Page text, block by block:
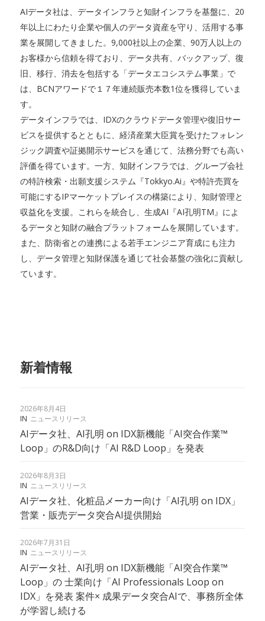
AIデータ社は、データインフラと知財インフラを基盤に、20
年以上にわたり企業や個人のデータ資産を守り、活用する事
業を展開してきました。9,000社以上の企業、90万人以上の
お客様から信頼を得ており、データ共有、バックアップ、復
旧、移行、消去を包括する「データエコシステム事業」で
は、BCNアワードで１７年連続販売本数1位を獲得していま
す。
データインフラでは、IDXのクラウドデータ管理や復旧サー
ビスを提供するとともに、経済産業大臣賞を受けたフォレン
ジック調査や証拠開示サービスを通じて、法務分野でも高い
評価を得ています。一方、知財インフラでは、グループ会社
の特許検索・出願支援システム『Tokkyo.Ai』や特許売買を
可能にするIPマーケットプレイスの構築により、知財管理と
収益化を支援。これらを統合し、生成AI『AI孔明TM』によ
るデータと知財の融合プラットフォームを展開しています。
また、防衛省との連携による若手エンジニア育成にも注力
し、データ管理と知財保護を通じて社会基盤の強化に貢献し
ています。
新着情報
2026年8月4日
IN ニュースリリース
AIデータ社、AI孔明 on IDX新機能「AI突合作業™︎
Loop」のR&D向け「AI R&D Loop」を発表
2026年8月3日
IN ニュースリリース
AIデータ社、化粧品メーカー向け「AI孔明 on IDX」
営業・販売データ突合AI提供開始
2026年7月31日
IN ニュースリリース
AIデータ社、AI孔明 on IDX新機能「AI突合作業™
Loop」の 士業向け「AI Professionals Loop on
IDX」を発表 案件× 成果データ突合AIで、事務所全体
が学習し続ける